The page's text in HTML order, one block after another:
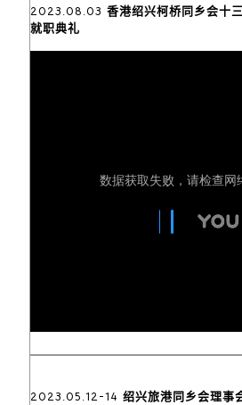
2023.08.03 香港绍兴柯桥同乡会十
就职典礼
2023.05.12-14 绍兴旅港同乡会理事